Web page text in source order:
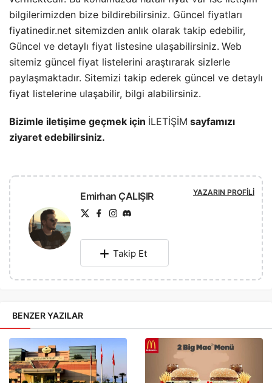
bilgilerimizden bize bildirebilirsiniz. Güncel fiyatları
fiyatinedir.net sitemizden anlık olarak takip edebilir,
Güncel ve detaylı fiyat listesine ulaşabilirsiniz. Web
sitemiz güncel fiyat listelerini araştırarak sizlerle
paylaşmaktadır. Sitemizi takip ederek güncel ve detaylı
fiyat listelerine ulaşabilir, bilgi alabilirsiniz.
Bizimle iletişime geçmek için İLETİŞİM sayfamızı
ziyaret edebilirsiniz.
Emirhan ÇALIŞIR YAZARIN PROFILI
Takip Et
BENZER YAZILAR